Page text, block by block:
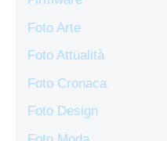
Foto Arte
Foto Attualità
Foto Cronaca
Foto Design